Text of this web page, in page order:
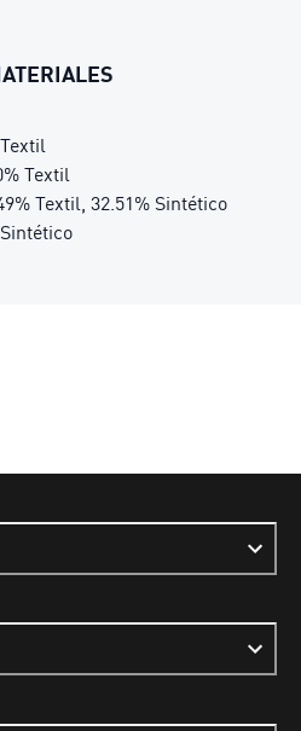
Textil
Textil, 32.51% Sintético